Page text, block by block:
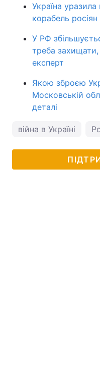
Україна
корабель
У РФ
треба
експерт
Якою зброєю
Московській
деталі
війна в Україні